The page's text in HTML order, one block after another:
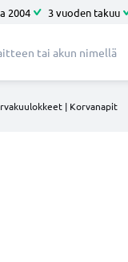
2004 3 vuoden takuu
| Korvanapit